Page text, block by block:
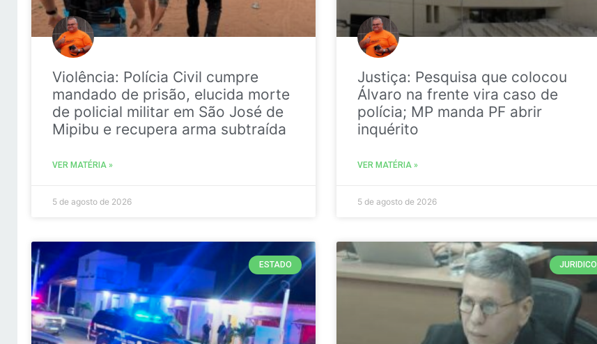
Violência: Polícia Civil cumpre
mandado de prisão, elucida morte
de policial militar em São José de
Mipibu e recupera arma subtraída
VER MATÉRIA »
5 de agosto de 2026
Justiça: Pesquisa que colocou
Álvaro na frente vira caso de
polícia; MP manda PF abrir
inquérito
VER MATÉRIA »
5 de agosto de 2026
ESTADO JURIDICO